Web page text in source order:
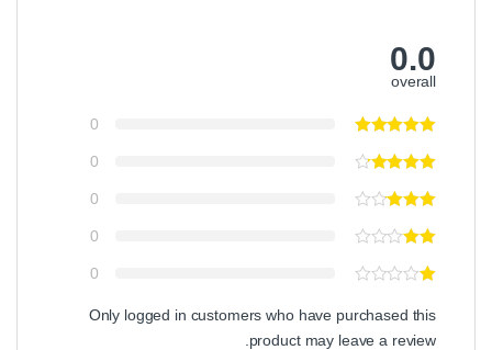
0.0
overall
0
0
0
0
0
Only logged in customers who have purchased this
product may leave a review.